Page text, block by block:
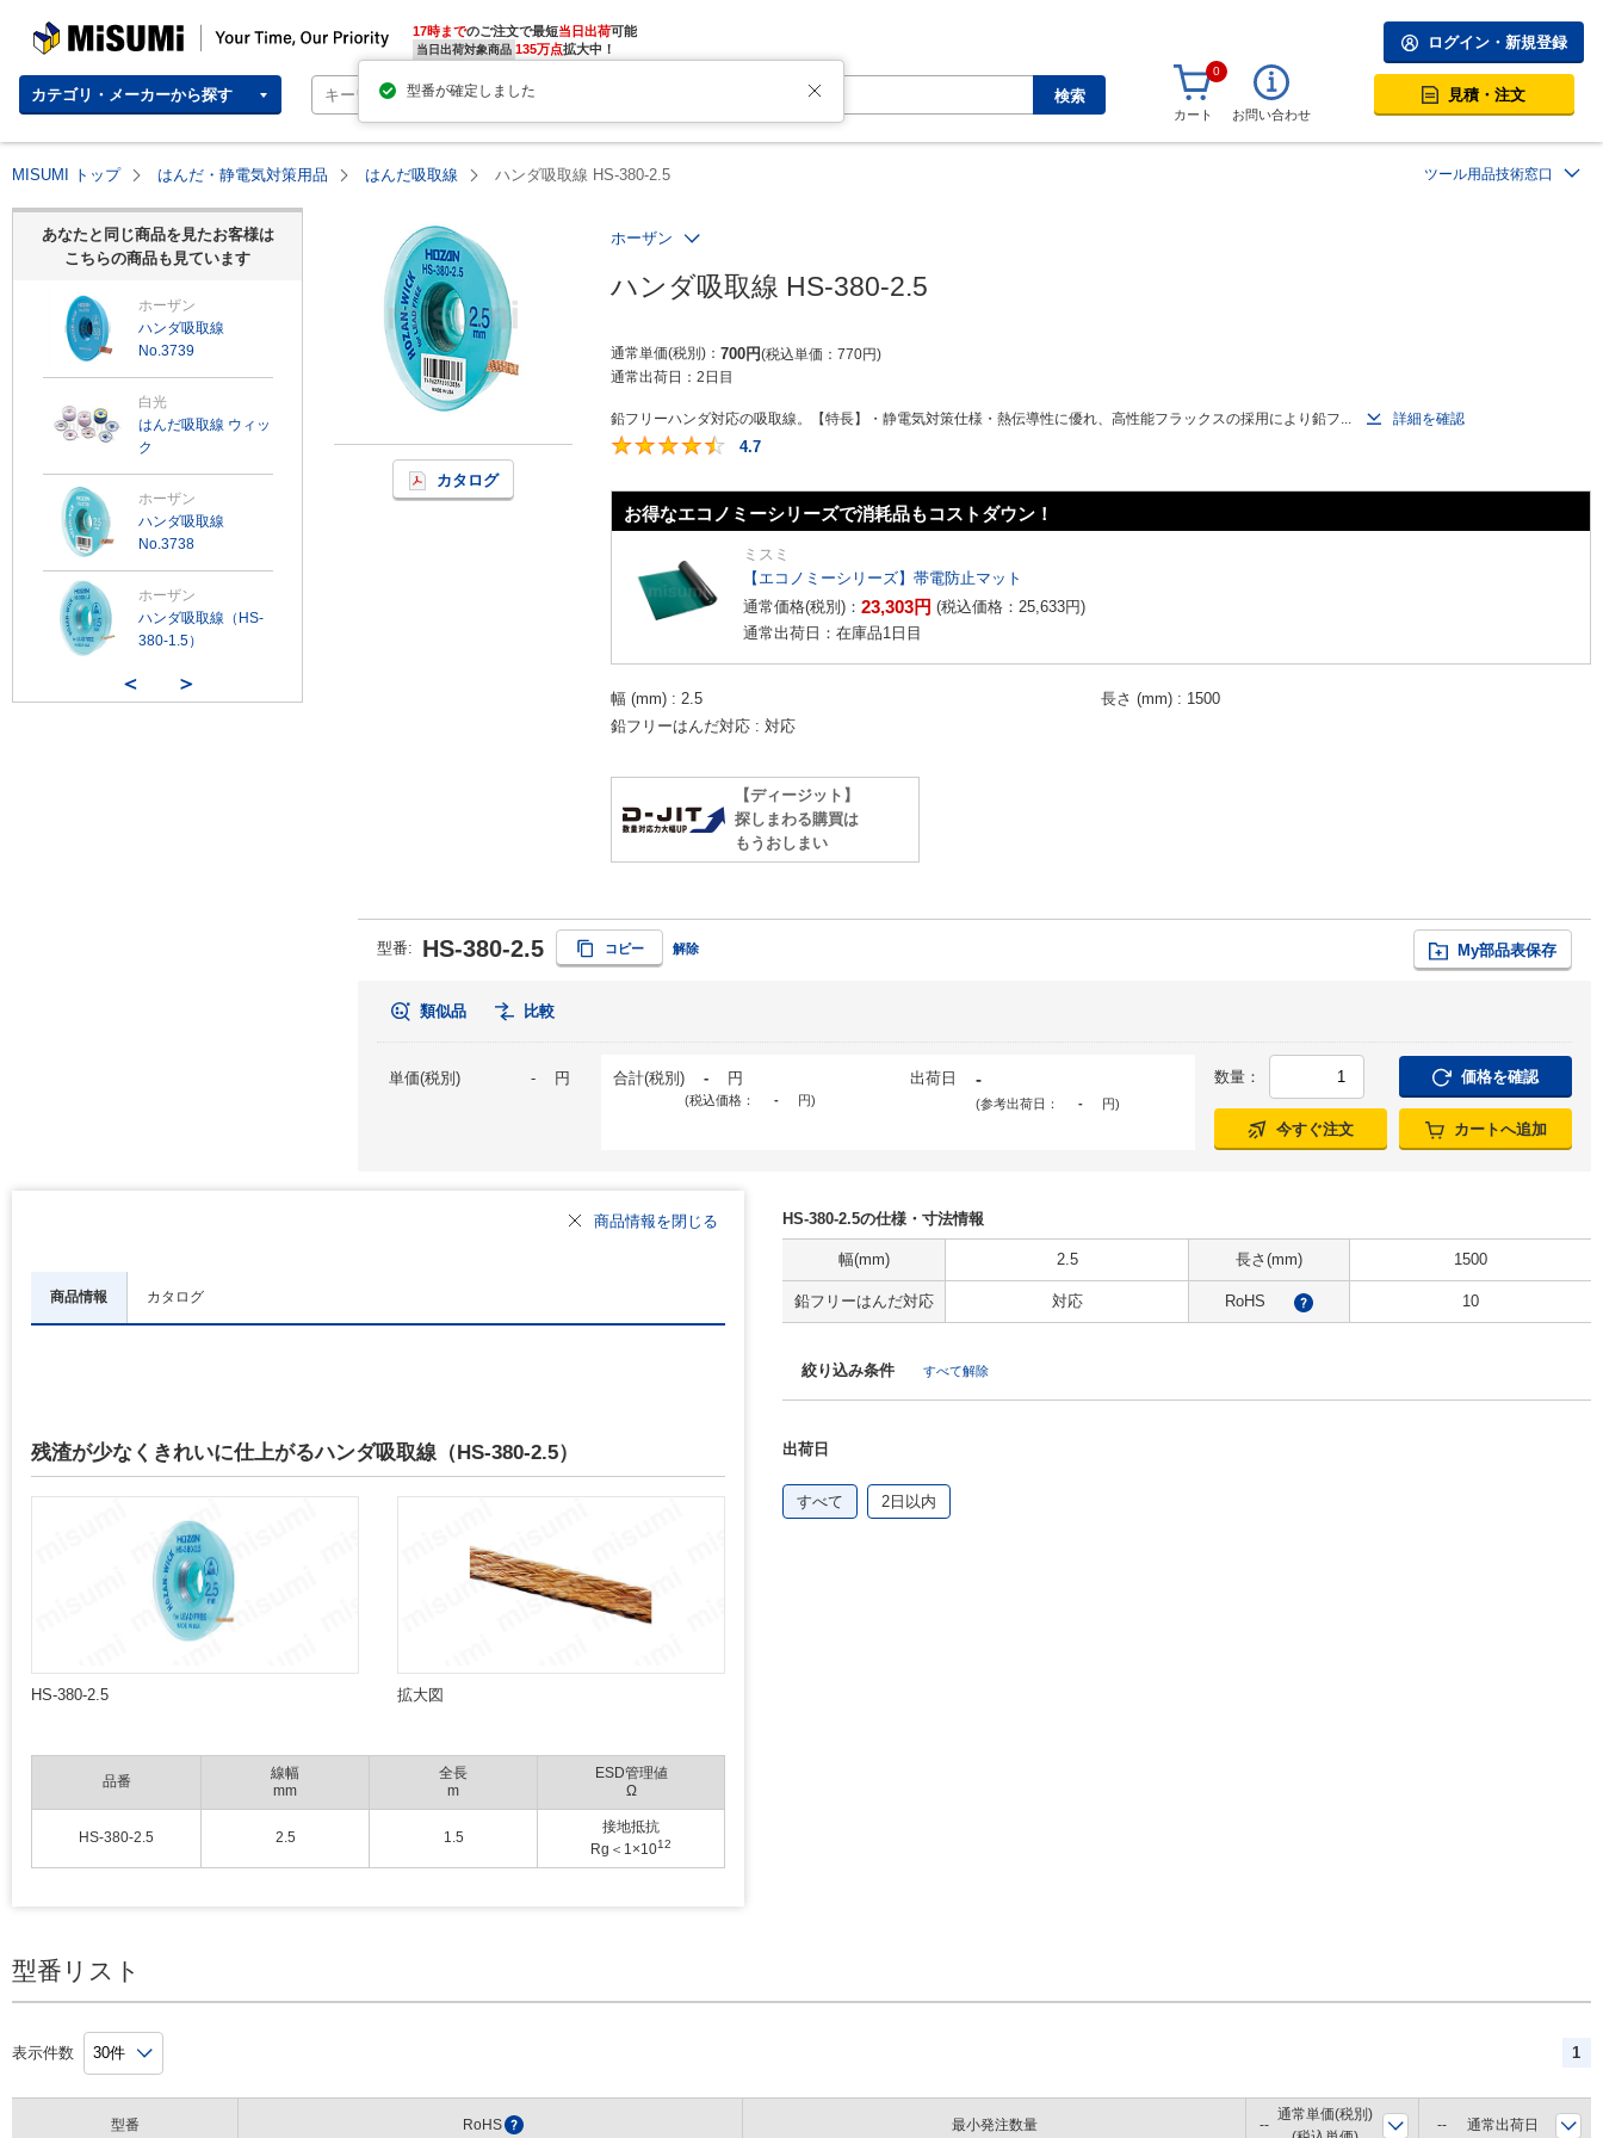
MISUMI | Your Time, Our Priority 17時までのご注文で最短当日出荷
当日出荷対象商品 135万点拡大中！
カテゴリ・メーカーから探す 検索
ログイン・新規登録
0
カート お問い合わせ
見積・注文
MISUMI トップ はんだ・静電気対策用品 はんだ吸取線 ハンダ吸取線 HS-380-2.5 ツール用品技術窓口
あなたと同じ商品を見たお客様は
こちらの商品も見ています
ホーザン
ハンダ吸取線
No.3739
白光
はんだ吸取線 ウィッ
ク
ホーザン
ハンダ吸取線
No.3738
ホーザン
ハンダ吸取線（HS-
380-1.5）
＜ ＞
カタログ
ホーザン
ハンダ吸取線 HS-380-2.5
通常単価(税別) 700円 税込単価 770円
通常出荷日：2日目
鉛フリーハンダ対応の吸取線。【特長】・静電気対策仕様・熱伝導性に優れ、高性能フラックスの採用により鉛フ...
詳細を確認
4.7
お得なエコノミーシリーズで消耗品もコストダウン！
ミスミ
【エコノミーシリーズ】帯電防止マット
通常価格(税別)：23,303円 (税込価格：25,633円)
通常出荷日：在庫品1日目
幅 (mm) 2.5 長さ (mm)
1500
鉛フリーはんだ対応
対応
【ディージット】
探しまわる購買は
もうおしまい
型番: HS-380-2.5 コピー 解除 My部品表保存
類似品 比較
単価(税別) - 円 合計(税別) - 円
(税込価格： - 円)
出荷日 -
(参考出荷日： - 円)
数量： 価格を確認
今すぐ注文 カートへ追加
商品情報を閉じる
商品情報 カタログ
残渣が少なくきれいに仕上がるハンダ吸取線（HS-380-2.5）
HS-380-2.5 拡大図
品番
線幅
mm
全長
m
ESD管理値
Ω
HS-380-2.5 2.5 1.5
接地抵抗
Rg＜1×1012
HS-380-2.5の仕様・寸法情報
幅(mm) 2.5 長さ(mm) 1500
鉛フリーはんだ対応 対応 RoHS 10
絞り込み条件 すべて解除
出荷日
すべて 2日以内
型番リスト
表示件数 1
型番 RoHS ? 最小発注数量
通常単価(税別)
通常出荷日
型番が確定しました